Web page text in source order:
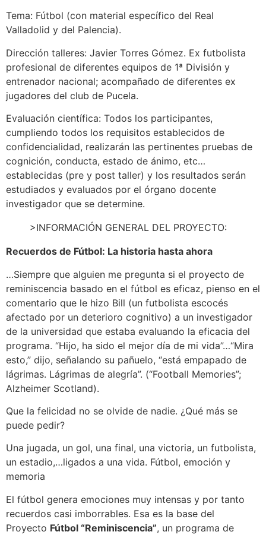
Tema: Fútbol (con material específico del Real
Valladolid y del Palencia).
Dirección talleres: Javier Torres Gómez. Ex futbolista
profesional de diferentes equipos de 1ª División y
entrenador nacional; acompañado de diferentes ex
jugadores del club de Pucela.
Evaluación científica: Todos los participantes,
cumpliendo todos los requisitos establecidos de
confidencialidad, realizarán las pertinentes pruebas de
cognición, conducta, estado de ánimo, etc…
establecidas (pre y post taller) y los resultados serán
estudiados y evaluados por el órgano docente
investigador que se determine.
>INFORMACIÓN GENERAL DEL PROYECTO:
Recuerdos de Fútbol: La historia hasta ahora
…Siempre que alguien me pregunta si el proyecto de
reminiscencia basado en el fútbol es eficaz, pienso en el
comentario que le hizo Bill (un futbolista escocés
afectado por un deterioro cognitivo) a un investigador
de la universidad que estaba evaluando la eficacia del
programa. “Hijo, ha sido el mejor día de mi vida”…“Mira
esto,” dijo, señalando su pañuelo, “está empapado de
lágrimas. Lágrimas de alegría”. (“Football Memories”;
Alzheimer Scotland).
Que la felicidad no se olvide de nadie. ¿Qué más se
puede pedir?
Una jugada, un gol, una final, una victoria, un futbolista,
un estadio,…ligados a una vida. Fútbol, emoción y
memoria
El fútbol genera emociones muy intensas y por tanto
recuerdos casi imborrables. Esa es la base del
Proyecto Fútbol “Reminiscencia”, un programa de